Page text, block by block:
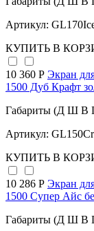
Артикул:
КУПИТЬ В
10 360 Р Экран
1500 Дуб Крафт
Габариты (Д Ш В
Артикул:
КУПИТЬ В
10 286 Р Экран
1500 Супер Айс
Габариты (Д Ш В